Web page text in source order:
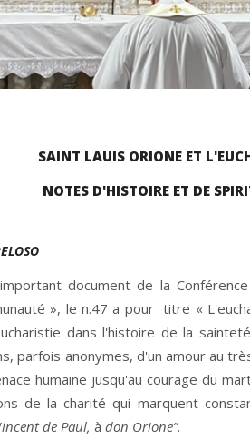
SAINT LAUIS ORIONE ET
NOTES D'HISTOIRE ET DE
de la Conférence
», le n.47 a pour titre «
dans l'histoire de la
parfois anonymes, d'un amour au
humaine jusqu'au courage du
de la charité qui marquent
incent de Paul, à don Orione”.